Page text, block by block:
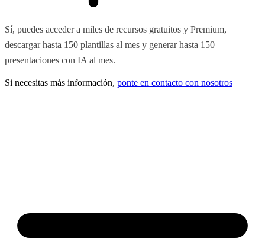
Sí, puedes acceder a miles de recursos gratuitos y Premium,
descargar hasta 150 plantillas al mes y generar hasta 150
presentaciones con IA al mes.
Si necesitas más información, ponte en contacto con nosotros